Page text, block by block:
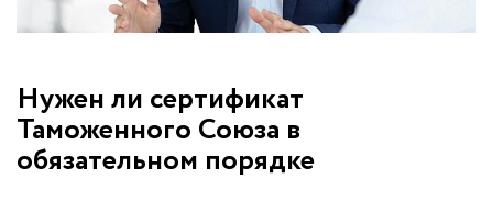
Нужен ли сертификат
Таможенного Союза в
обязательном порядке